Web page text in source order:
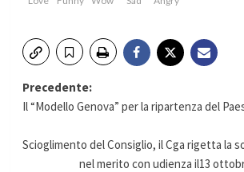
Navigazione
Precedente:
Il “Modello Genova” per la ripartenza del
Scioglimento del Consiglio, il Cga rigetta la
nel merito con udienza il13